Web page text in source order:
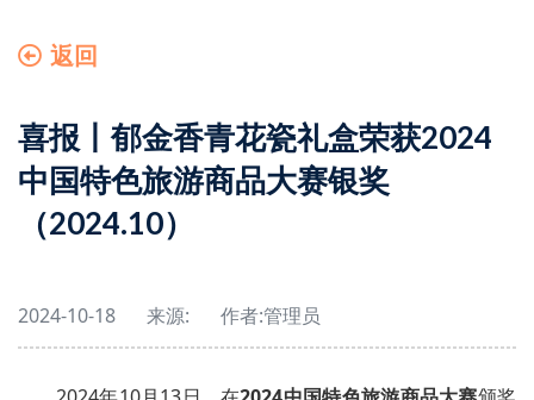
返回
喜报丨郁金香青花瓷礼盒荣获2024
中国特色旅游商品大赛银奖
（2024.10）
2024-10-18 来源: 作者:管理员